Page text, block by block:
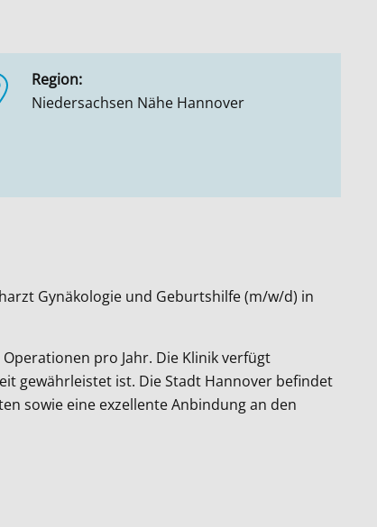
Region:
Niedersachsen Nähe Hannover
Gynäkologie und Geburtshilfe (m/w/d) in
pro Jahr. Die Klinik verfügt
gewährleistet ist. Die Stadt Hannover befindet
sowie eine exzellente Anbindung an den